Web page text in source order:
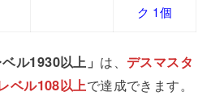
ク 1個
ル1930以上」 は、 デスマスタ
ベル108以上で達成できます。